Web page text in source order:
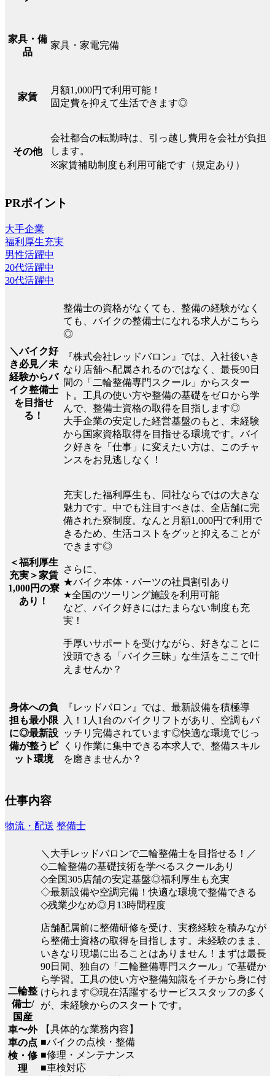
家具・備
品
家具・家電完備
家賃
月額1,000円で利用可能！
固定費を抑えて生活できます◎
その他
会社都合の転勤時は、引っ越し費用を会社が負担
します。
※家賃補助制度も利用可能です（規定あり）
PRポイント
大手企業
福利厚生充実
男性活躍中
20代活躍中
30代活躍中
＼バイク好
き必見／未
経験からバ
イク整備士
を目指せ
る！
整備士の資格がなくても、整備の経験がなく
ても、バイクの整備士になれる求人がこちら
◎
『株式会社レッドバロン』では、入社後いき
なり店舗へ配属されるのではなく、最長90日
間の「二輪整備専門スクール」からスター
ト。工具の使い方や整備の基礎をゼロから学
んで、整備士資格の取得を目指します◎
大手企業の安定した経営基盤のもと、未経験
から国家資格取得を目指せる環境です。バイ
ク好きを「仕事」に変えたい方は、このチャ
ンスをお見逃しなく！
＜福利厚生
充実＞家賃
1,000円の寮
あり！
充実した福利厚生も、同社ならではの大きな
魅力です。中でも注目すべきは、全店舗に完
備された寮制度。なんと月額1,000円で利用で
きるため、生活コストをグッと抑えることが
できます◎
さらに、
★バイク本体・パーツの社員割引あり
★全国のツーリング施設を利用可能
など、バイク好きにはたまらない制度も充
実！
手厚いサポートを受けながら、好きなことに
没頭できる「バイク三昧」な生活をここで叶
えませんか？
身体への負
担も最小限
に◎最新設
備が整うピ
ット環境
『レッドバロン』では、最新設備を積極導
入！1人1台のバイクリフトがあり、空調もバ
ッチリ完備されています◎快適な環境でじっ
くり作業に集中できる本求人で、整備スキル
を磨きませんか？
仕事内容
物流・配送 整備士
二輪整
備士/
国産
車〜外
車の点
検・修
理
＼大手レッドバロンで二輪整備士を目指せる！／
◇二輪整備の基礎技術を学べるスクールあり
◇全国305店舗の安定基盤◎福利厚生も充実
◇最新設備や空調完備！快適な環境で整備できる
◇残業少なめ◎月13時間程度
店舗配属前に整備研修を受け、実務経験を積みなが
ら整備士資格の取得を目指します。未経験のまま、
いきなり現場に出ることはありません！まずは最長
90日間、独自の「二輪整備専門スクール」で基礎か
ら学習。工具の使い方や整備知識をイチから身に付
けられます◎現在活躍するサービススタッフの多く
が、未経験からのスタートです。
【具体的な業務内容】
■バイクの点検・整備
■修理・メンテナンス
■車検対応